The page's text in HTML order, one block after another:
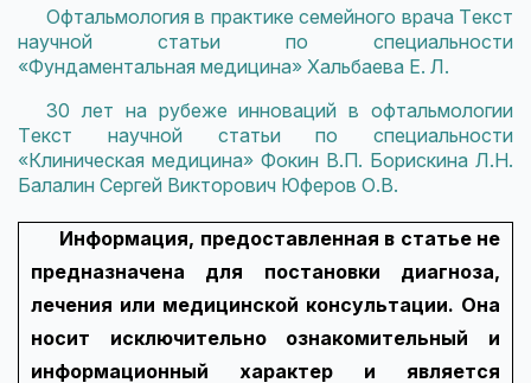
Офтальмология в практике семейного врача Текст
научной статьи по специальности
«Фундаментальная медицина» Хальбаева Е. Л.
30 лет на рубеже инноваций в офтальмологии
Текст научной статьи по специальности
«Клиническая медицина» Фокин В.П. Борискина Л.Н.
Балалин Сергей Викторович Юферов О.В.
Информация, предоставленная в статье не
предназначена для постановки диагноза,
лечения или медицинской консультации. Она
носит исключительно ознакомительный и
информационный характер и является